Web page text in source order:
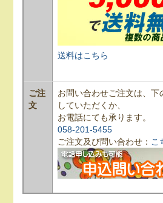
送料はこちら
ご注
文
お問い合わせご注文は、下
していただくか、
お電話にても承ります。
058-201-5455
ご注文及び問い合わせ： こ